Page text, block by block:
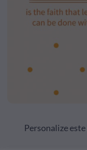
Personalize